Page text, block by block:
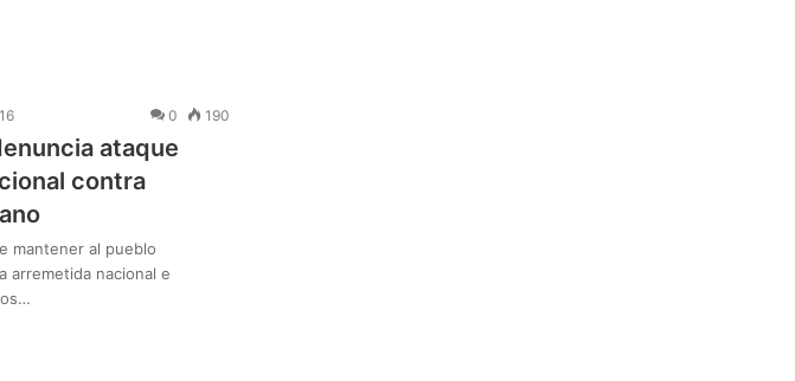
0 190
ataque
contra
mantener al pueblo
arremetida nacional e